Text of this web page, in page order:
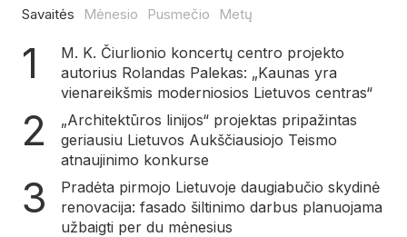
Savaitės Mėnesio Pusmečio Metų
M. K. Čiurlionio koncertų centro projekto
autorius Rolandas Palekas: „Kaunas yra
vienareikšmis moderniosios Lietuvos centras“
„Architektūros linijos“ projektas pripažintas
geriausiu Lietuvos Aukščiausiojo Teismo
atnaujinimo konkurse
Pradėta pirmojo Lietuvoje daugiabučio skydinė
renovacija: fasado šiltinimo darbus planuojama
užbaigti per du mėnesius